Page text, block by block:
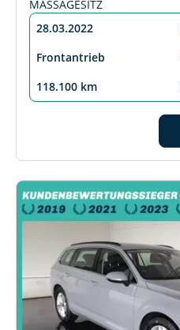
MASSAGESITZ
28.03.2022
Frontantrieb
118.100 km